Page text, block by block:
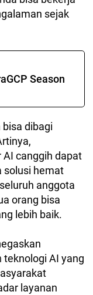
sejak
Season
dibagi
AI canggih dapat
solusi hemat
anggota
orang bisa
lebih baik.
AI yang
layanan